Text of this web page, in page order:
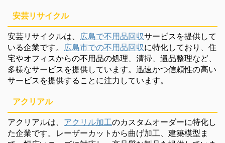
安芸リサイクル
安芸リサイクルは、 広島で不用品回収サービスを提供して
いる企業です。 広島市での不用品回収に特化しており、住
宅やオフィスからの不用品の処理、清掃、遺品整理など、
多様なサービスを提供しています。迅速かつ信頼性の高い
サービスを提供することに注力しています。
アクリアル
アクリアルは、 アクリル加工のカスタムオーダーに特化し
た企業です。レーザーカットから曲げ加工、建築模型ま